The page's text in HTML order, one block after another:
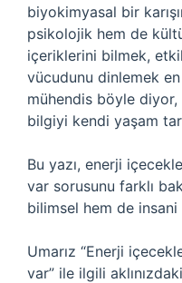
biyokimyasal bir
psikolojik hem de
içeriklerini bilmek,
vücudunu dinlemek
mühendis böyle
bilgiyi kendi yaşam
Bu yazı, enerji
var sorusunu farklı
bilimsel hem de insani
Umarız “Enerji
var” ile ilgili